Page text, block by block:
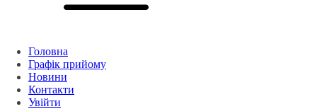
Головна
Графік прийому
Новини
Контакти
Увійти